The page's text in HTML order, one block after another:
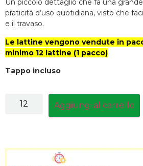
Un piccolo dettaglio che fa una
praticità d’uso quotidiana, visto che
e il travaso.
Le lattine vengono vendute in
minimo 12 lattine (1 pacco)
Tappo incluso
Aggiungi al carrello